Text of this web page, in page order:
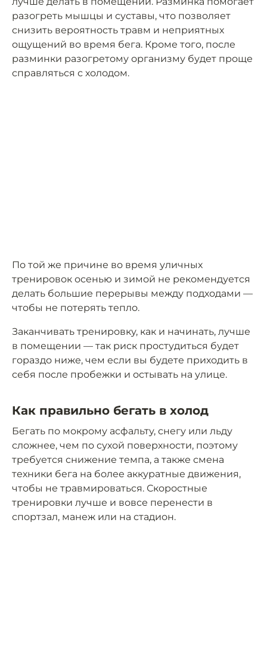
разогреть мышцы и суставы, что позволяет
снизить вероятность травм и неприятных
ощущений во время бега. Кроме того, после
разминки разогретому организму будет проще
справляться с холодом.
По той же причине во время уличных
тренировок осенью и зимой не рекомендуется
делать большие перерывы между подходами —
чтобы не потерять тепло.
Заканчивать тренировку, как и начинать, лучше
в помещении — так риск простудиться будет
гораздо ниже, чем если вы будете приходить в
себя после пробежки и остывать на улице.
Как правильно бегать в холод
Бегать по мокрому асфальту, снегу или льду
сложнее, чем по сухой поверхности, поэтому
требуется снижение темпа, а также смена
техники бега на более аккуратные движения,
чтобы не травмироваться. Скоростные
тренировки лучше и вовсе перенести в
спортзал, манеж или на стадион.